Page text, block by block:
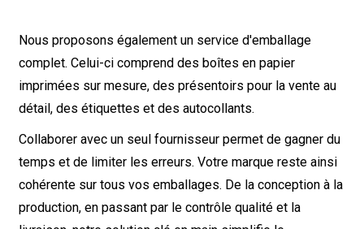
Nous proposons également un service d'emballage
complet. Celui-ci comprend des boîtes en papier
imprimées sur mesure, des présentoirs pour la vente au
détail, des étiquettes et des autocollants.
Collaborer avec un seul fournisseur permet de gagner du
temps et de limiter les erreurs. Votre marque reste ainsi
cohérente sur tous vos emballages. De la conception à la
production, en passant par le contrôle qualité et la